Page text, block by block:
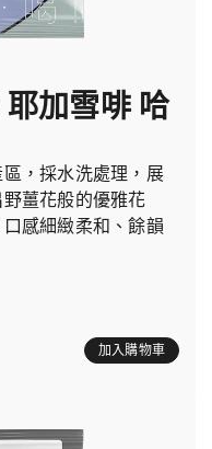
加雪啡 哈
，採水洗處理，展
薑花般的優雅花
感細緻柔和、餘韻
加入購物車